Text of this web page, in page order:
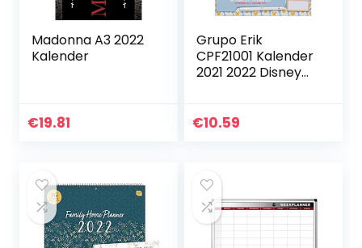
Madonna A3 2022
Kalender
€19.81
Grupo Erik
CPF21001 Kalender
2021 2022 Disney
€10.59